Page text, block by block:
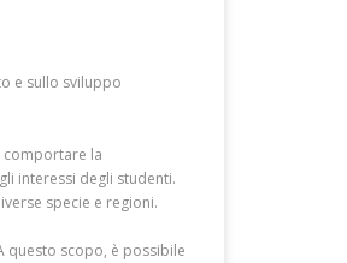
e sullo sviluppo
comportare la
interessi degli studenti.
specie e regioni.
questo scopo, è possibile